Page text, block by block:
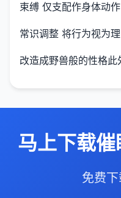
束缚 仅支配作身体动
常识调整 将行为视为
改造成野兽般的性格
马上下载
免费